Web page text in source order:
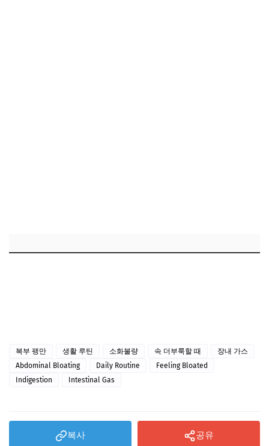
복부 팽만 생활 루틴 소화불량 속 더부룩할 때
장내 가스
Abdominal Bloating
Daily Routine
Feeling Bloated
Indigestion
Intestinal Gas
복사 공유